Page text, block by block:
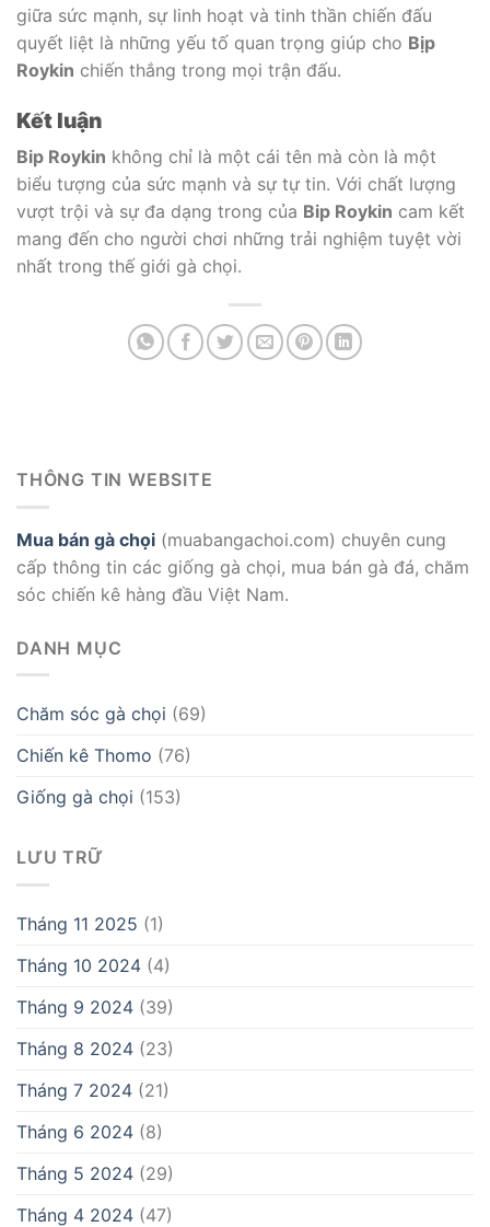
THÔNG TIN WEBSITE
Mua bán gà chọi (muabangachoi.com) chuyên cung
cấp thông tin các giống gà chọi, mua bán gà đá, chăm
sóc chiến kê hàng đầu Việt Nam.
DANH MỤC
Chăm sóc gà chọi (69)
Chiến kê Thomo (76)
Giống gà chọi (153)
LƯU TRỮ
Tháng 11 2025 (1)
Tháng 10 2024 (4)
Tháng 9 2024 (39)
Tháng 8 2024 (23)
Tháng 7 2024 (21)
Tháng 6 2024 (8)
Tháng 5 2024 (29)
Tháng 4 2024 (47)
giữa sức mạnh, sự linh hoạt và tinh thần chiến đấu
quyết liệt là những yếu tố quan trọng giúp cho Bịp
Roykin chiến thắng trong mọi trận đấu.
Kết luận
Bip Roykin không chỉ là một cái tên mà còn là một
biểu tượng của sức mạnh và sự tự tin. Với chất lượng
vượt trội và sự đa dạng trong của Bip Roykin cam kết
mang đến cho người chơi những trải nghiệm tuyệt vời
nhất trong thế giới gà chọi.